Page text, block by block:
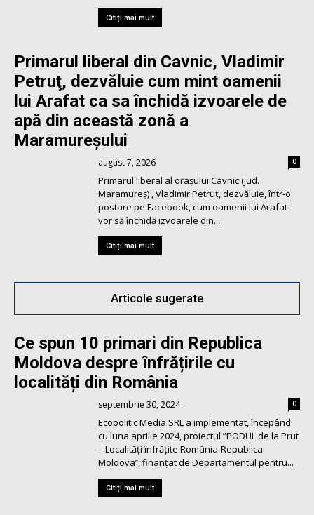
Citiți mai mult
Primarul liberal din Cavnic, Vladimir
Petruţ, dezvăluie cum mint oamenii
lui Arafat ca sa închidă izvoarele de
apă din această zonă a
Maramureşului
august 7, 2026 0
Primarul liberal al orașului Cavnic (jud.
Maramureş) , Vladimir Petruț, dezvăluie, într-o
postare pe Facebook, cum oamenii lui Arafat
vor să închidă izvoarele din...
Citiți mai mult
Articole sugerate
Ce spun 10 primari din Republica
Moldova despre înfrățirile cu
localități din România
septembrie 30, 2024 0
Ecopolitic Media SRL a implementat, începând
cu luna aprilie 2024, proiectul ”PODUL de la Prut
– Localități înfrățite România-Republica
Moldova’’, finanțat de Departamentul pentru...
Citiți mai mult